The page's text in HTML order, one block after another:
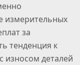
измерительных
за
тенденция к
износом деталей